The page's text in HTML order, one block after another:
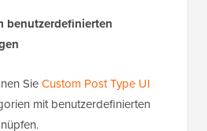
benutzerdefinierten
SieCustom Post Type UI
mit benutzerdefinierten